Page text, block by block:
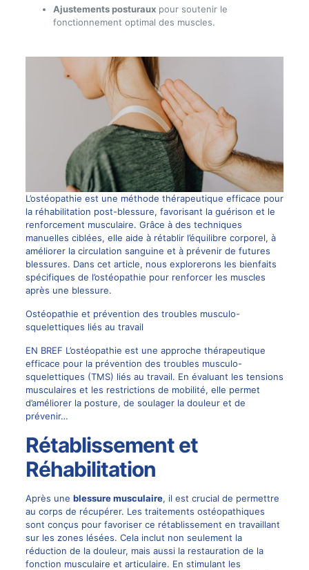
Ajustements posturauxpour soutenir le
fonctionnement optimal des muscles.
L’ostéopathie est une méthode thérapeutique efficace pour
la réhabilitation post-blessure, favorisant la guérison et le
renforcement musculaire. Grâce à des techniques
manuelles ciblées, elle aide à rétablir l’équilibre corporel, à
améliorer la circulation sanguine et à prévenir de futures
blessures. Dans cet article, nous explorerons les bienfaits
spécifiques de l’ostéopathie pour renforcer les muscles
après une blessure.
Ostéopathie et prévention des troubles musculo-
squelettiques liés au travail
EN BREF L’ostéopathie est une approche thérapeutique
efficace pour la prévention des troubles musculo-
squelettiques (TMS) liés au travail. En évaluant les tensions
musculaires et les restrictions de mobilité, elle permet
d’améliorer la posture, de soulager la douleur et de
prévenir…
Rétablissement et
Réhabilitation
Après une blessure musculaire, il est crucial de permettre
au corps de récupérer. Les traitements ostéopathiques
sont conçus pour favoriser ce rétablissement en travaillant
sur les zones lésées. Cela inclut non seulement la
réduction de la douleur, mais aussi la restauration de la
fonction musculaire et articulaire. En stimulant les